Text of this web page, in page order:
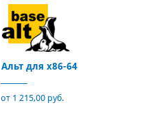
Альт для x86-64
от 1 215,00 руб.